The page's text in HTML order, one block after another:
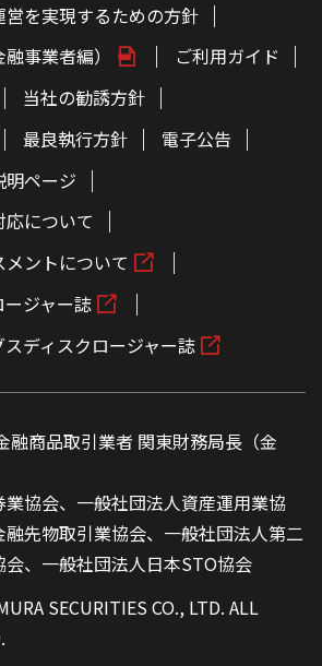
を実現するための方針
事業者編）
ご利用ガイド
当社の勧誘方針
最良執行方針
電子公告
明ページ
について
ントについて
ジャー誌
ディスクロージャー誌
融商品取引業者 関東財務局長（金
協会、一般社団法人資産運用業協
先物取引業協会、一般社団法人第二
、一般社団法人日本STO協会
SECURITIES CO., LTD. ALL